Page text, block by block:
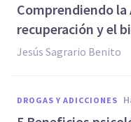
Comprendiendo la
recuperación y el
Jesús Sagrario Benito
DROGAS Y ADICCIONES